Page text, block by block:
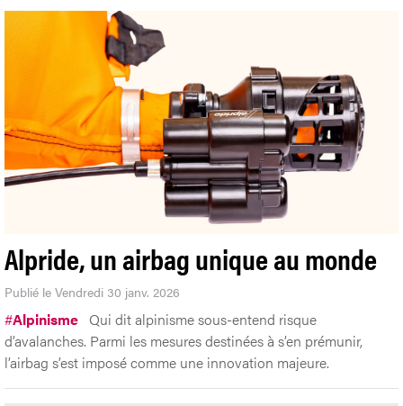
Alpride, un airbag unique au monde
Publié le Vendredi 30 janv. 2026
#Alpinisme Qui dit alpinisme sous-entend risque
d’avalanches. Parmi les mesures destinées à s’en prémunir,
l’airbag s’est imposé comme une innovation majeure.